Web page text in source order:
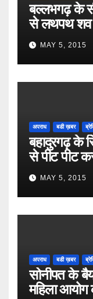
बल्लभगढ़ के
से लथपथ शव
MAY 5, 2015
अपराध बडी ख़बर
बहादुरगढ़ के
से पीट पीट
MAY 5, 2015
अपराध बडी ख़बर
सोनीपत के
महिला